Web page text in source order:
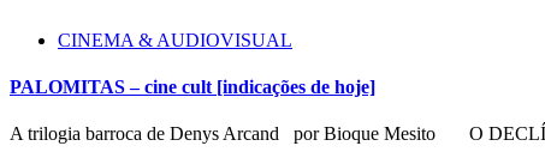
CINEMA & AUDIOVISUAL
PALOMITAS – cine cult [indicações de hoje]
A trilogia barroca de Denys Arcand por Bioque Mesito O